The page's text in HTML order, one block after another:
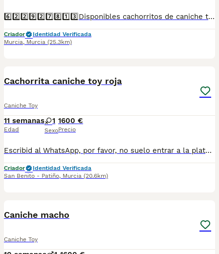
6️⃣2️⃣2️⃣9️⃣2️⃣7️⃣8️⃣1️⃣3️⃣Disponibles cachorritos de caniche toy. Criados en ambiente familiar. Se entregan vacunados, desparasitados, con cartilla sanitaria, microchip y contrato de garantía.
Criador
Identidad Verificada
Murcia, Murcia (25.3km)
Cachorrita caniche toy roja
Caniche Toy
11 semanas
Edad
1
Sexo
1600 €
Precio
Escribid al WhatsApp, por favor, no suelo entrar a la plataforma para leer los mensajes. 697696207. Preciosa cachorrita toy rojita, muy cariñosa y juguetona. Se entrega desparasitada, vacunada, con chip, cartilla sanitaria y contrato de garantia.
Criador
Identidad Verificada
San Benito - Patiño, Murcia (20.6km)
Caniche macho
Caniche Toy